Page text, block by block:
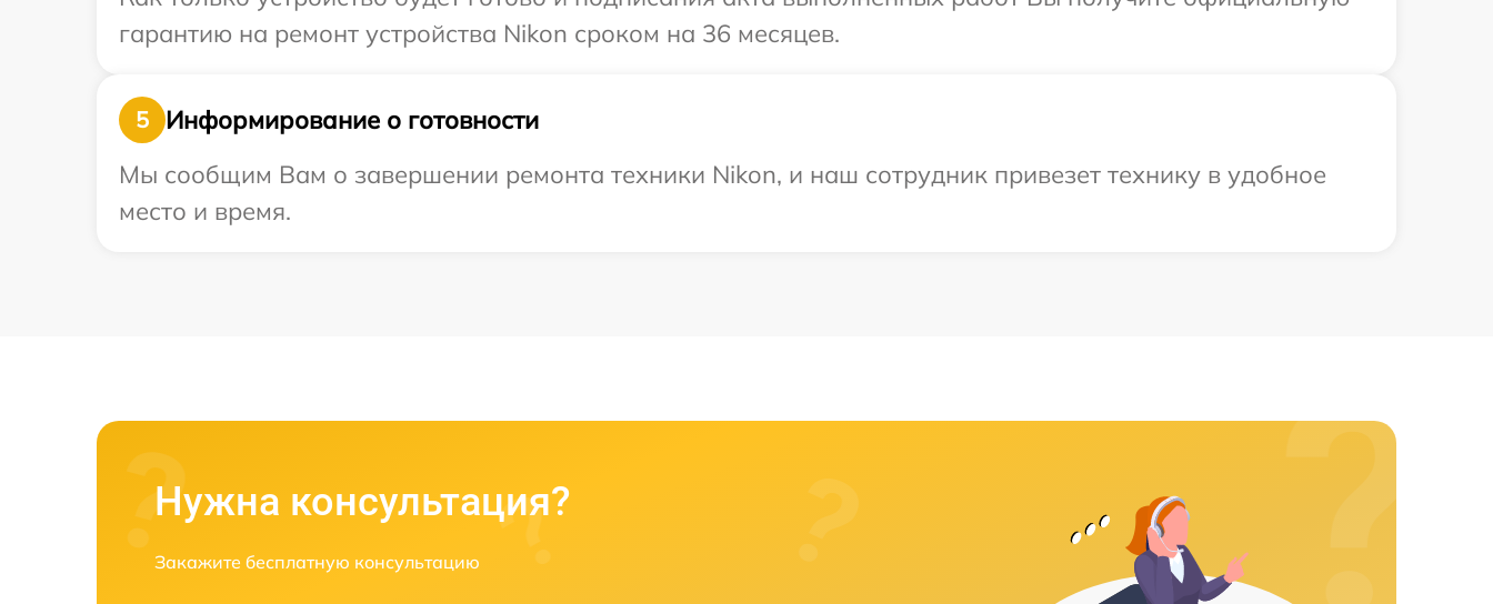
гарантию на ремонт устройства Nikon сроком на 36 месяцев.
5
Информирование о готовности
Мы сообщим Вам о завершении ремонта техники Nikon, и наш сотрудник привезет технику в удобное
место и время.
Нужна консультация?
Закажите бесплатную консультацию